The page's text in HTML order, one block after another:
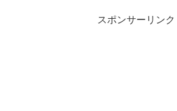
スポンサーリンク